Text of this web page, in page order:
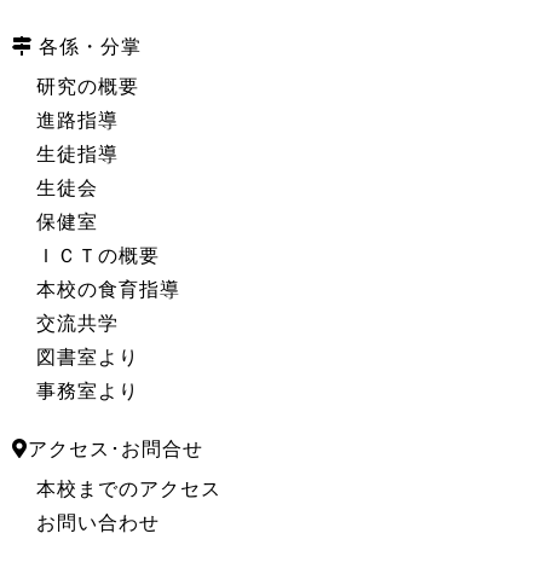
各係・分掌
研究の概要
進路指導
生徒指導
生徒会
保健室
ＩＣＴの概要
本校の食育指導
交流共学
図書室より
事務室より
アクセス･お問合せ
本校までのアクセス
お問い合わせ